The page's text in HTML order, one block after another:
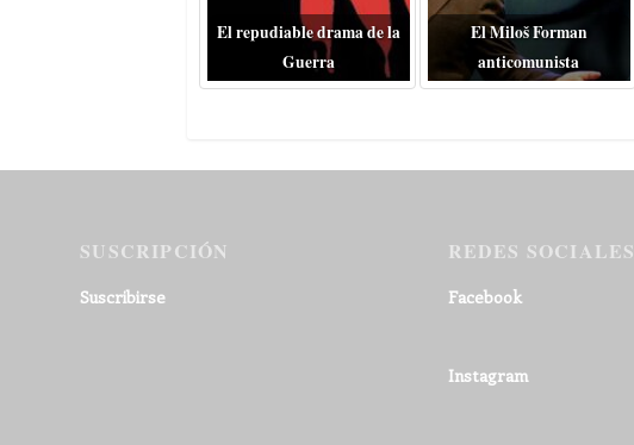
El repudiable drama de la
Guerra
El Miloš Forman
anticomunista
SUSCRIPCIÓN
Suscribirse
REDES SOCIALES
Facebook
Instagram